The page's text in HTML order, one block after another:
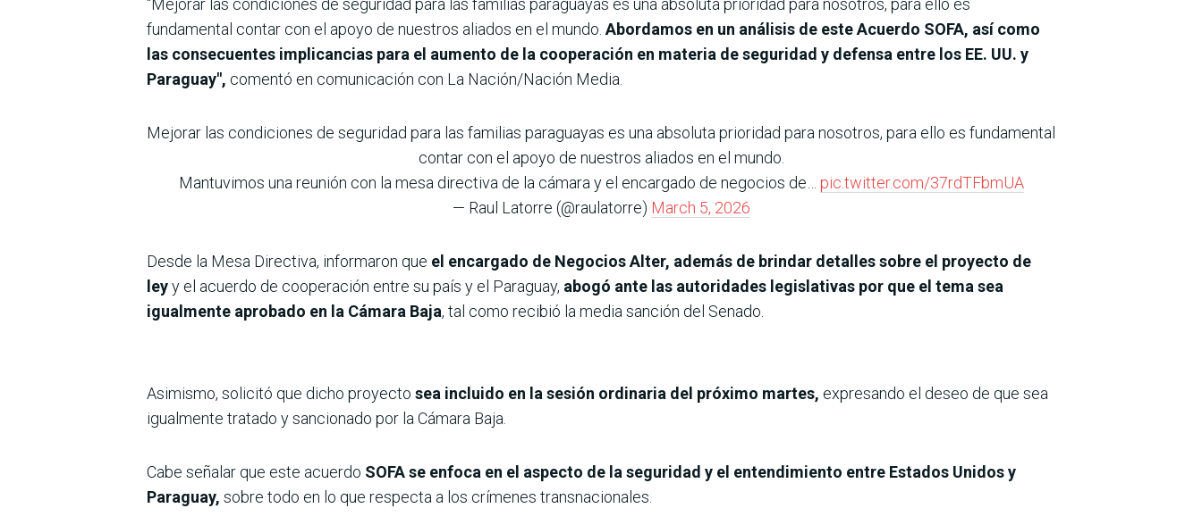
“Mejorar las condiciones de seguridad para las familias paraguayas es una absoluta prioridad para nosotros, para ello es
fundamental contar con el apoyo de nuestros aliados en el mundo. Abordamos en un análisis de este Acuerdo SOFA, así como
las consecuentes implicancias para el aumento de la cooperación en materia de seguridad y defensa entre los EE. UU. y
Paraguay", comentó en comunicación con La Nación/Nación Media.
Mejorar las condiciones de seguridad para las familias paraguayas es una absoluta prioridad para nosotros, para ello es fundamental
contar con el apoyo de nuestros aliados en el mundo.
Mantuvimos una reunión con la mesa directiva de la cámara y el encargado de negocios de… pic.twitter.com/37rdTFbmUA
— Raul Latorre (@raulatorre) March 5, 2026
Desde la Mesa Directiva, informaron que el encargado de Negocios Alter, además de brindar detalles sobre el proyecto de
leyy el acuerdo de cooperación entre su país y el Paraguay, abogó ante las autoridades legislativas por que el tema sea
igualmente aprobado en la Cámara Baja, tal como recibió la media sanción del Senado.
Asimismo, solicitó que dicho proyecto sea incluido en la sesión ordinaria del próximo martes, expresando el deseo de que sea
igualmente tratado y sancionado por la Cámara Baja.
Cabe señalar que este acuerdo SOFA se enfoca en el aspecto de la seguridad y el entendimiento entre Estados Unidos y
Paraguay, sobre todo en lo que respecta a los crímenes transnacionales.